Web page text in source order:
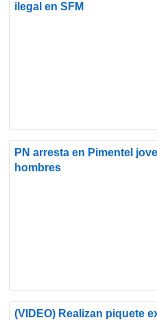
ilegal en SFM
PN arresta en Pimentel
hombres
(VIDEO) Realizan piquete